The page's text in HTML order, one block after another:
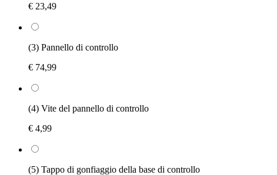
€ 23,49
(3) Pannello di controllo
€ 74,99
(4) Vite del pannello di controllo
€ 4,99
(5) Tappo di gonfiaggio della base di controllo